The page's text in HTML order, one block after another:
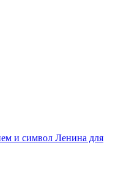
и символ Ленина для